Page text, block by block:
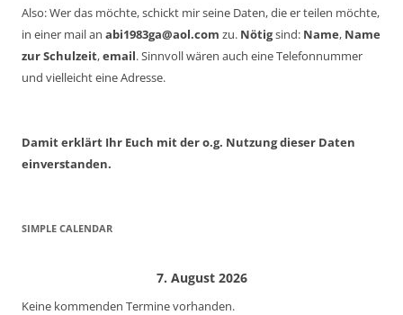
Also: Wer das möchte, schickt mir seine Daten, die er teilen möchte,
in einer mail an abi1983ga@aol.com zu. Nötigsind: Name, Name
zur Schulzeit,email. Sinnvoll wären auch eine Telefonnummer
und vielleicht eine Adresse.
Damit erklärt Ihr Euch mit der o.g. Nutzung dieser Daten
einverstanden.
SIMPLE CALENDAR
7. August 2026
Keine kommenden Termine vorhanden.